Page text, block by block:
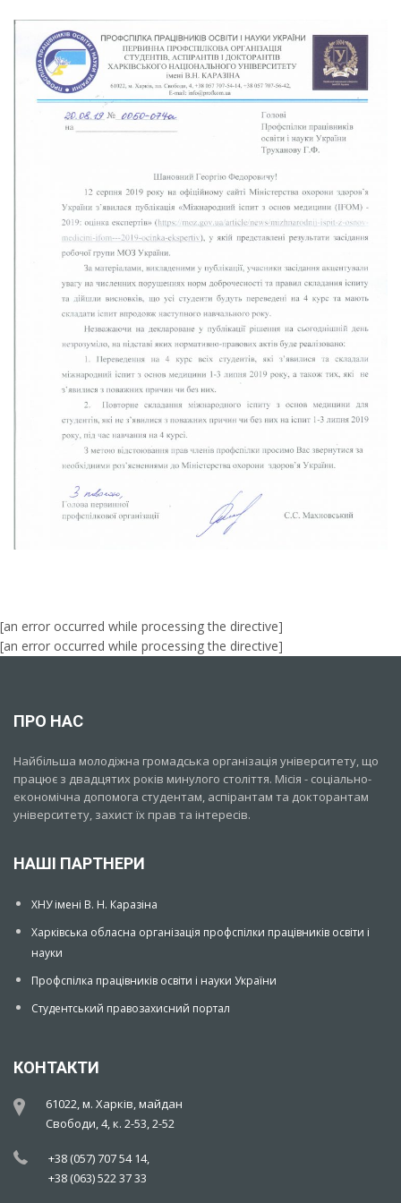
[an error occurred while processing the directive]
[an error occurred while processing the directive]
ПРО НАС
Найбільша молодіжна громадська організація університету, що
працює з двадцятих років минулого століття. Місія - соціально-
економічна допомога студентам, аспірантам та докторантам
університету, захист їх прав та інтересів.
НАШІ ПАРТНЕРИ
ХНУ імені В. Н. Каразіна
Харківська обласна організація профспілки працівників освіти і
науки
Профспілка працівників освіти і науки України
Студентський правозахисний портал
КОНТАКТИ
61022, м. Харків, майдан
Свободи, 4, к. 2-53, 2-52
+38 (057) 707 54 14,
+38 (063) 522 37 33